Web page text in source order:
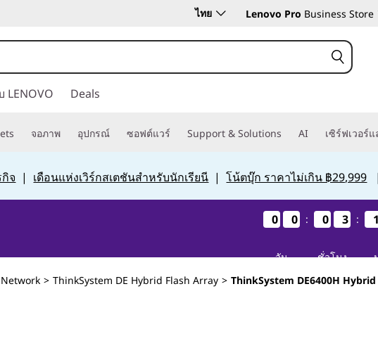
ไทย Lenovo Pro Business Store
LENOVO Deals
จอภาพ อุปกรณ์ ซอฟต์แวร์ Support & Solutions AI เซิร์ฟเวอร์
จ | เดือนแห่งเวิร์กสเตชันสำหรับนักเรียนี |โน้ตบุ๊ก ราคาไม่เกิน ฿29,999
0
0
0
0 0
0
0
0
วัน
: 0
0
0
0 3
3
3
3
ชั่วโมง
: 1
1
1
1
> ThinkSystem DE Hybrid Flash Array > ThinkSystem DE6400H